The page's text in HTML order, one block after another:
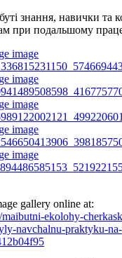
знання, навички та
при подальшому
gallery online at:
ekolohy-
navchalnu-praktyku-